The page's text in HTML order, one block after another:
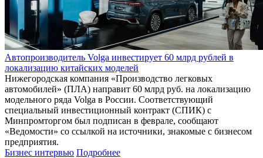
Автопроизводитель Volga инвестирует 60 млрд рублей в
локализацию китайских моделей
Нижегородская компания «Производство легковых
автомобилей» (ПЛА) направит 60 млрд руб. на локализацию
модельного ряда Volga в России. Соответствующий
специальный инвестиционный контракт (СПИК) с
Минпромторгом был подписан в феврале, сообщают
«Ведомости» со ссылкой на источники, знакомые с бизнесом
предприятия.
Бизнес интервью Подробнее